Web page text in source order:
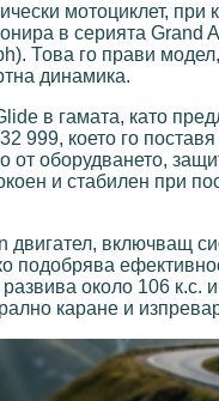
мотоциклет,
в серията
Това го прави
динамика.
в гамата, като
което го
оборудването,
и стабилен при
включващ
около 106 к.с.
каране и